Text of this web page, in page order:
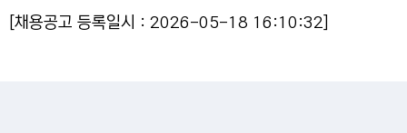
[채용공고 등록일시 : 2026-05-18 16:10:32]